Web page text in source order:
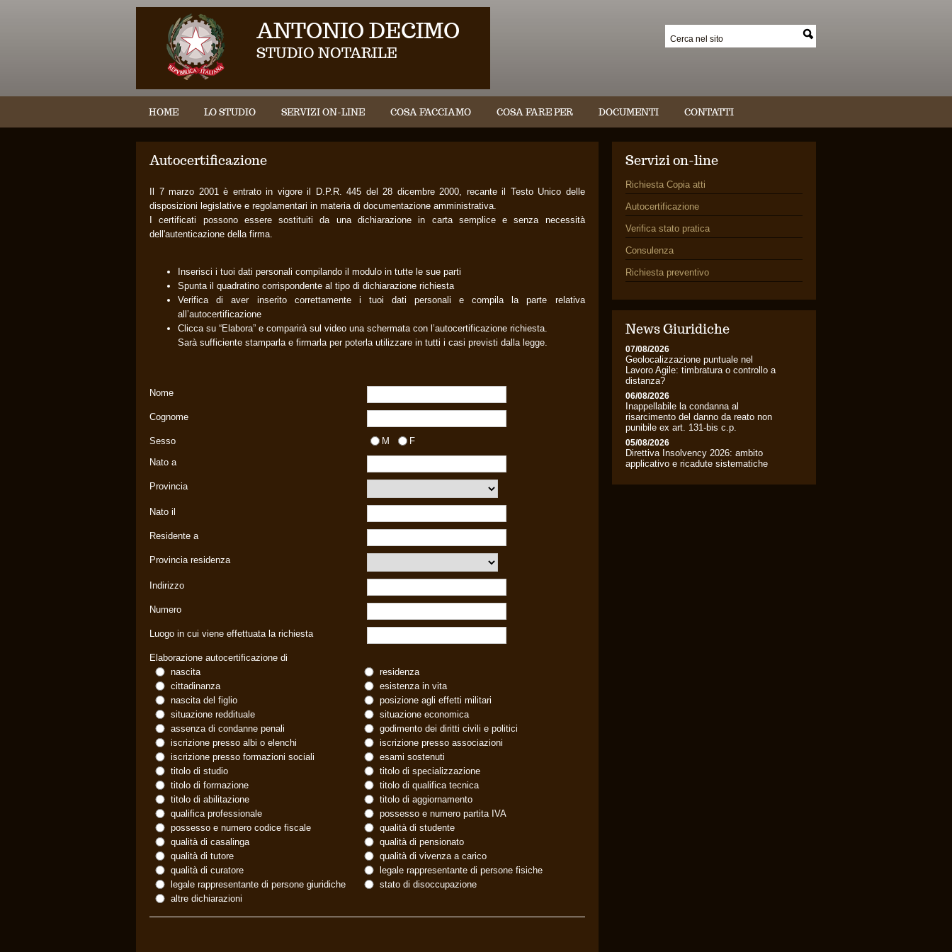
ANTONIO DECIMO
STUDIO NOTARILE
HOME LO STUDIO SERVIZI ON-LINE COSA FACCIAMO COSA FARE PER DOCUMENTI CONTATTI
Autocertificazione
Il 7 marzo 2001 è entrato in vigore il D.P.R. 445 del 28 dicembre 2000, recante il Testo Unico delle
disposizioni legislative e regolamentari in materia di documentazione amministrativa.
I certificati possono essere sostituiti da una dichiarazione in carta semplice e senza necessità
dell'autenticazione della firma.
Inserisci i tuoi dati personali compilando il modulo in tutte le sue parti
Spunta il quadratino corrispondente al tipo di dichiarazione richiesta
Verifica di aver inserito correttamente i tuoi dati personali e compila la parte relativa
all’autocertificazione
Clicca su “Elabora” e comparirà sul video una schermata con l’autocertificazione richiesta.
Sarà sufficiente stamparla e firmarla per poterla utilizzare in tutti i casi previsti dalla legge.
Nome
Cognome
Sesso M
F
Nato a
Provincia
Nato il
Residente a
Provincia residenza
Indirizzo
Numero
Luogo in cui viene effettuata la richiesta
Elaborazione autocertificazione di
nascita
residenza
cittadinanza
esistenza in vita
nascita del figlio
posizione agli effetti militari
situazione reddituale
situazione economica
assenza di condanne penali
godimento dei diritti civili e politici
iscrizione presso albi o elenchi
iscrizione presso associazioni
iscrizione presso formazioni sociali
esami sostenuti
titolo di studio
titolo di specializzazione
titolo di formazione
titolo di qualifica tecnica
titolo di abilitazione
titolo di aggiornamento
qualifica professionale
possesso e numero partita IVA
possesso e numero codice fiscale
qualità di studente
qualità di casalinga
qualità di pensionato
qualità di tutore
qualità di vivenza a carico
qualità di curatore
legale rappresentante di persone fisiche
legale rappresentante di persone giuridiche
stato di disoccupazione
altre dichiarazioni
Servizi on-line
Richiesta Copia atti
Autocertificazione
Verifica stato pratica
Consulenza
Richiesta preventivo
News Giuridiche
07/08/2026
Geolocalizzazione puntuale nel
Lavoro Agile: timbratura o controllo a
distanza?
06/08/2026
Inappellabile la condanna al
risarcimento del danno da reato non
punibile ex art. 131-bis c.p.
05/08/2026
Direttiva Insolvency 2026: ambito
applicativo e ricadute sistematiche